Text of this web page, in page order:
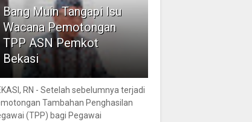
Bang Muin Tangapi Isu
Wacana Pemotongan
TPP ASN Pemkot
Bekasi
RN - Setelah sebelumnya terjadi
Tambahan Penghasilan
(TPP) bagi Pegawai